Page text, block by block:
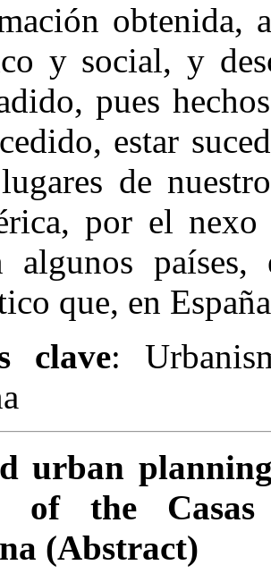
obtenida,
y social, y
pues
estar
de
por el
algunos
que, en
clave:
urban
of the
(Abstract)